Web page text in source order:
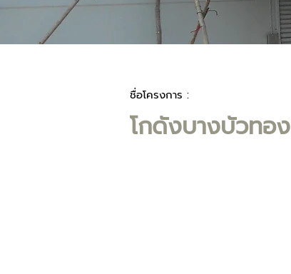
ชื่อโครงการ :
โกดังบางบัวทอง